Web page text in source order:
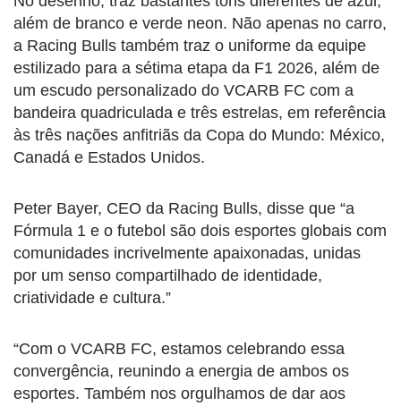
além de branco e verde neon. Não apenas no carro,
a Racing Bulls também traz o uniforme da equipe
estilizado para a sétima etapa da F1 2026, além de
um escudo personalizado do VCARB FC com a
bandeira quadriculada e três estrelas, em referência
às três nações anfitriãs da Copa do Mundo: México,
Canadá e Estados Unidos.
Peter Bayer, CEO da Racing Bulls, disse que “a
Fórmula 1 e o futebol são dois esportes globais com
comunidades incrivelmente apaixonadas, unidas
por um senso compartilhado de identidade,
criatividade e cultura.”
“Com o VCARB FC, estamos celebrando essa
convergência, reunindo a energia de ambos os
esportes. Também nos orgulhamos de dar aos